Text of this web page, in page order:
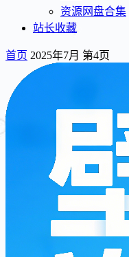
资源网盘合集
站长收藏
首页 2025年7月 第4页